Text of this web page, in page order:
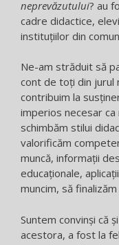
neprevăzutului? au
cadre didactice,
instituțiilor din
Ne-am străduit să
cont de toți din jurul
contribuim la
imperios necesar ca
schimbăm stilui
valorificăm
muncă, informații
educaționale,
muncim, să
Suntem convinși că
acestora, a fost la